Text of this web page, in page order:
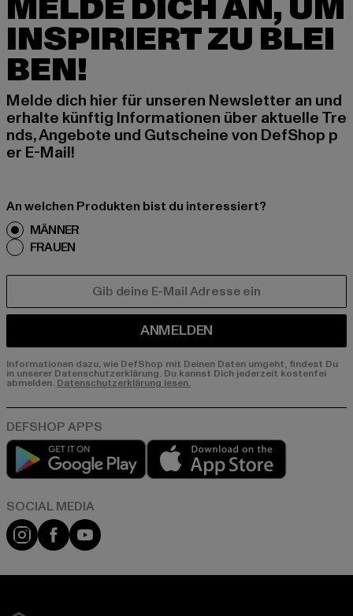
MELDE DICH AN, UM
INSPIRIERT ZU BLEI
BEN!
Melde dich hier für unseren Newsletter an und
erhalte künftig Informationen über aktuelle Tre
nds, Angebote und Gutscheine von DefShop p
er E-Mail!
An welchen Produkten bist du interessiert?
MÄNNER
FRAUEN
ANMELDEN
Informationen dazu, wie DefShop mit Deinen Daten umgeht, findest Du
in unserer Datenschutzerklärung. Du kannst Dich jederzeit kostenfei
abmelden. Datenschutzerklärung lesen.
Play market
Instagram
FacebookYouTube